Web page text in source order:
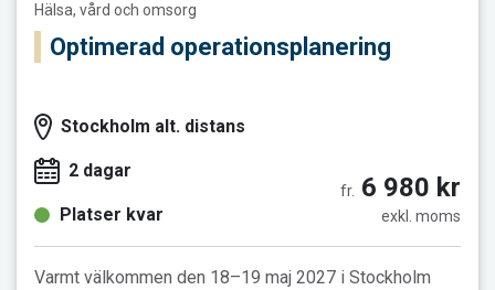
Hälsa, vård och omsorg
Optimerad operationsplanering
Stockholm alt. distans
2 dagar
Platser kvar
fr. 6 980 kr
exkl. moms
Varmt välkommen den 18–19 maj 2027 i Stockholm